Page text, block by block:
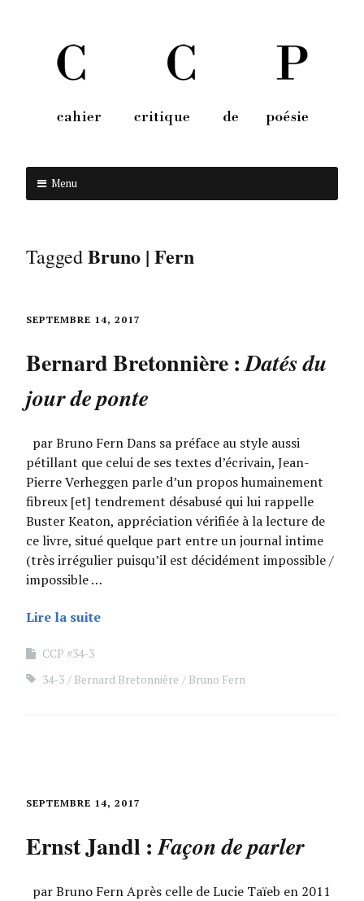
Menu
TaggedBruno | Fern
SEPTEMBRE 14, 2017
Bernard Bretonnière :Datés du
jour de ponte
par Bruno Fern Dans sa préface au style aussi
pétillant que celui de ses textes d’écrivain, Jean-
Pierre Verheggen parle d’un propos humainement
fibreux [et] tendrement désabusé qui lui rappelle
Buster Keaton, appréciation vérifiée à la lecture de
ce livre, situé quelque part entre un journal intime
(très irrégulier puisqu’il est décidément impossible /
impossible …
Lire la suite
CCP #34-3
34-3
Bernard Bretonnière Bruno Fern
SEPTEMBRE 14, 2017
Ernst Jandl :Façon de parler
par Bruno Fern Après celle de Lucie Taïeb en 2011